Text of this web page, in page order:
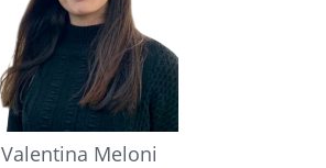
Valentina Meloni